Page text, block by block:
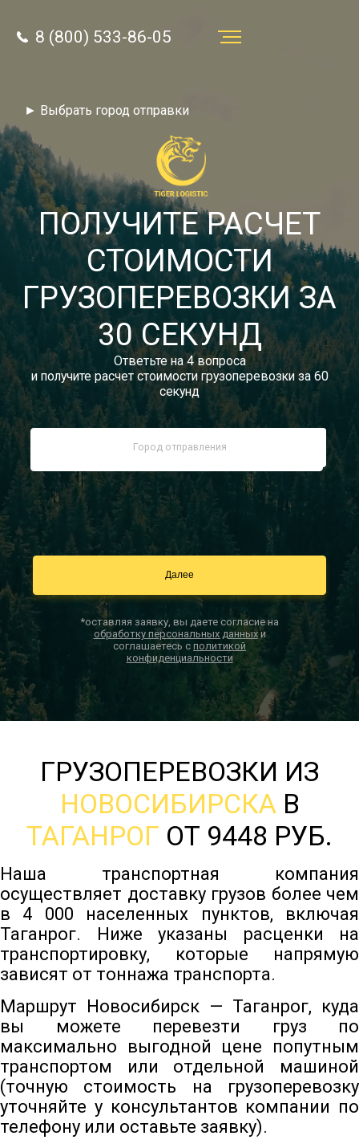
8 (800) 533-86-05
Звонок по России бесплатный
autotransport24@yandex.ru
Заказать звонок
Тарифы
Отзывы
Статьи
Новости
Документы
Контакты
► Выбрать город отправки
8 (800) 533-86-05
ПОЛУЧИТЕ РАСЧЕТ
СТОИМОСТИ
ГРУЗОПЕРЕВОЗКИ ЗА
30 СЕКУНД
Ответьте на 4 вопроса
и получите расчет стоимости грузоперевозки за 60
секунд
*оставляя заявку, вы даете согласие на
обработку персональных данныхи
соглашаетесь с политикой
конфиденциальности
ГРУЗОПЕРЕВОЗКИ ИЗ
НОВОСИБИРСКАВ
ТАГАНРОГ ОТ 9448 РУБ.
Наша транспортная компания
осуществляет доставку грузов более чем
в 4 000 населенных пунктов, включая
Таганрог. Ниже указаны расценки на
транспортировку, которые напрямую
зависят от тоннажа транспорта.
Маршрут Новосибирск — Таганрог, куда
вы можете перевезти груз по
максимально выгодной цене попутным
транспортом или отдельной машиной
(точную стоимость на грузоперевозку
уточняйте у консультантов компании по
телефону или оставьте заявку).